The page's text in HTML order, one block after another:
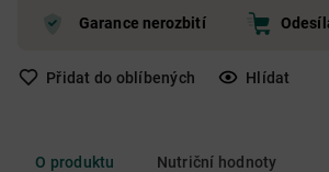
Garance nerozbití
Přidat do oblíbených Hlídat
O produktu Nutriční hodnoty